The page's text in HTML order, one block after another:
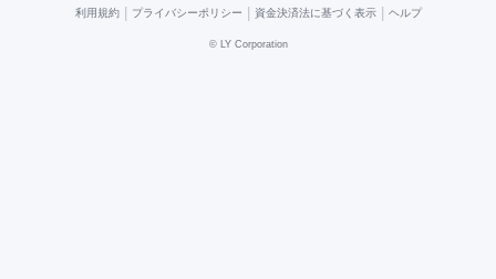
利用規約 プライバシーポリシー 資金決済法に基づく表示 ヘルプ
© LY Corporation